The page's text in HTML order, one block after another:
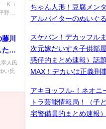
Ｋｉ
野…
川
事
いる
人氏
い氏
ちゃん人形！豆腐メン
アルバイターのぬいぐ
スケバン！デカッフル
次元嫁だいすき子供部
惑仔的まとめ速報）話
MAX！デカいは正義刑
アキヨッフル-！ネオニ
トラ芸能情報局！（子
宅警備員的まとめ速報）